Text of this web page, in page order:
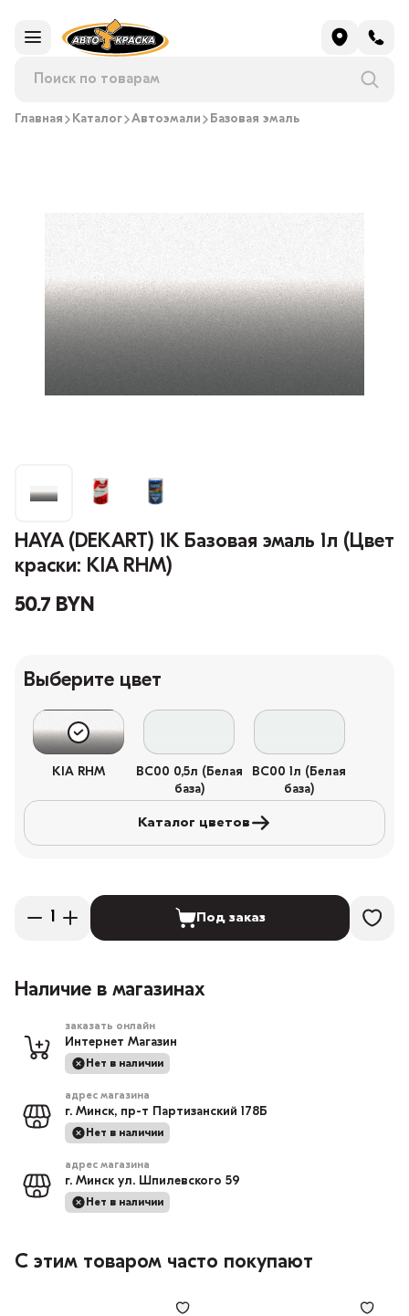
Главная Каталог Автоэмали Базовая эмаль
HAYA (DEKART) 1К Базовая эмаль 1л (Цвет
краски: KIA RHM)
50.7 BYN
Выберите цвет
KIA RHM
BC00 0,5л (Белая
база)
BC00 1л (Белая
база)
Каталог цветов
Под заказ
Наличие в магазинах
заказать онлайн
Интернет Магазин
Нет в наличии
адрес магазина
г. Минск, пр-т Партизанский 178Б
Нет в наличии
адрес магазина
г. Минск ул. Шпилевского 59
Нет в наличии
С этим товаром часто покупают